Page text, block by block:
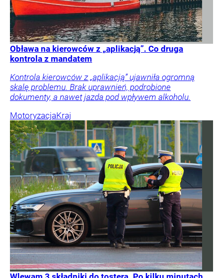
Obława na kierowców z „aplikacją”. Co druga
kontrola z mandatem
Kontrola kierowców z „aplikacją” ujawniła ogromną
skalę problemu. Brak uprawnień, podrobione
dokumenty, a nawet jazda pod wpływem alkoholu.
MotoryzacjaKraj